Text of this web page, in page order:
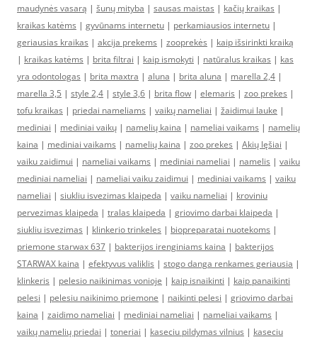
maudynės vasarą | šunų mityba | sausas maistas | kačių kraikas |
kraikas katėms | gyvūnams internetu | perkamiausios internetu |
geriausias kraikas | akcija prekems | zooprekės | kaip išsirinkti kraiką
| kraikas katėms | brita filtrai | kaip ismokyti | natūralus kraikas | kas
yra odontologas | brita maxtra | aluna | brita aluna | marella 2,4 |
marella 3,5 | style 2,4 | style 3,6 | brita flow | elemaris | zoo prekes |
tofu kraikas | priedai nameliams | vaikų nameliai | žaidimui lauke |
mediniai | mediniai vaikų | namelių kaina | nameliai vaikams | namelių
kaina | mediniai vaikams | namelių kaina | zoo prekes | Akių lęšiai |
vaiku zaidimui | nameliai vaikams | mediniai nameliai | namelis | vaiku
mediniai nameliai | nameliai vaiku zaidimui | mediniai vaikams | vaiku
nameliai | siukliu isvezimas klaipeda | vaiku nameliai | kroviniu
pervezimas klaipeda | tralas klaipeda | griovimo darbai klaipeda |
siukliu isvezimas | klinkerio trinkeles | biopreparatai nuotekoms |
priemone starwax 637 | bakterijos irenginiams kaina | bakterijos
STARWAX kaina | efektyvus valiklis | stogo danga renkames geriausia |
klinkeris | pelesio naikinimas vonioje | kaip isnaikinti | kaip panaikinti
pelesi | pelesiu naikinimo priemone | naikinti pelesi | griovimo darbai
kaina | zaidimo nameliai | mediniai nameliai | nameliai vaikams |
vaikų namelių priedai | toneriai | kaseciu pildymas vilnius | kaseciu